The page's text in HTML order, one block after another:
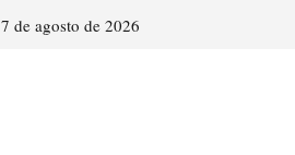
7 de agosto de 2026